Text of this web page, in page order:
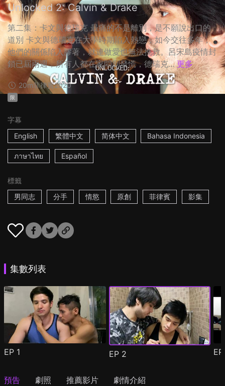
Unlocked 2: Calvin & Drake
第二集：卡文與德瑞克 最痛的不是離別，是不願說出口的
道別 卡文與德瑞克在大學時期陷入熱戀，如今交往多年，
他們的關係陷入膠著，就連做愛也無法挽救。呂宋島疫情封
鎖已屆兩週，所有人都在家悶到發慌，德瑞克... 更多
20m菲律賓2020
限
字幕
English
繁體中文 简体中文 Bahasa Indonesia
ภาษาไทย Español
標籤
男同志
分手 情慾 原創 菲律賓 影集
集數列表
EP 1 EP 2
預告 劇照 推薦影片 劇情介紹